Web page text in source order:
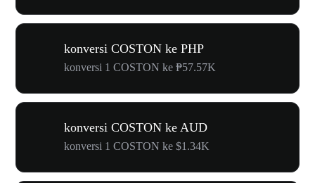
konversi COSTON ke PHP
konversi 1 COSTON ke ₱57.57K
konversi COSTON ke AUD
konversi 1 COSTON ke $1.34K